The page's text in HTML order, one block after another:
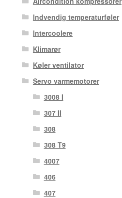
Indvendig temperaturføler
Intercoolere
Klimarør
Køler ventilator
Servo varmemotorer
3008 I
307 II
308
308 T9
4007
406
407